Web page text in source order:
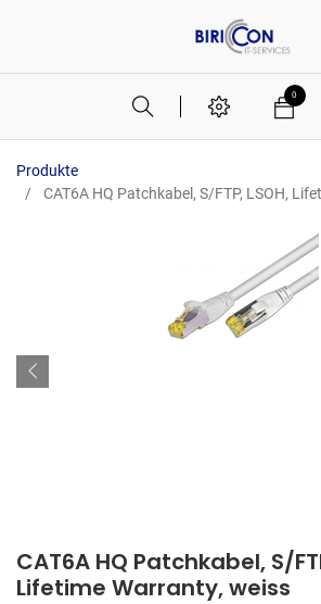
0
Produkte
CAT6A HQ Patchkabel, S/FTP, LSOH,
CAT6A HQ Patchkabel, S/
Lifetime Warranty, weiss